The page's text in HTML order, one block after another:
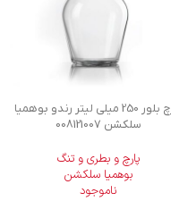
پارچ بلور 250 میلی لیتر رندو بوهمیا
سلکشن 008121007
پارچ و بطری و تنگ
بوهمیا سلکشن
ناموجود